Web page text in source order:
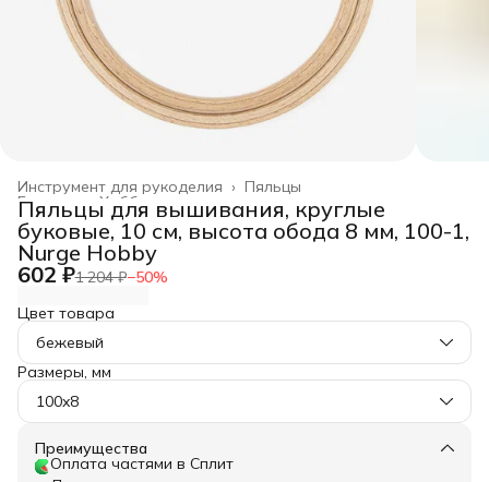
Пяльцы
Инструмент для рукоделия ›
Хобби и творчество ›
Главная ›
Пяльцы для вышивания, круглые
буковые, 10 см, высота обода 8 мм, 100-1,
Nurge Hobby
602 ₽1 204 ₽−50%
Цвет товара
бежевый
Размеры, мм
100x8
Преимущества
Оплата частями в Сплит